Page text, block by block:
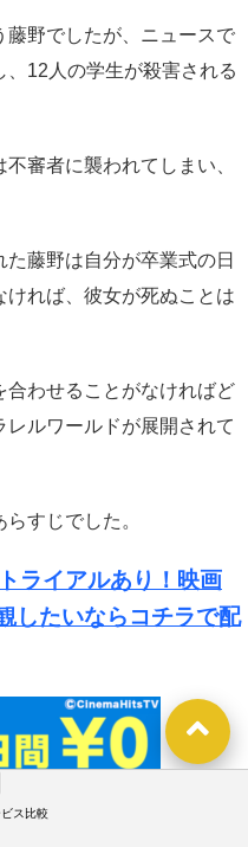
藤野でしたが、ニュースで
12人の学生が殺害される
審者に襲われてしまい、
藤野は自分が卒業式の日
れば、彼女が死ぬことは
合わせることがなければど
レルワールドが展開されて
すじでした。
ライアルあり！映画
したいならコチラで配
ス比較